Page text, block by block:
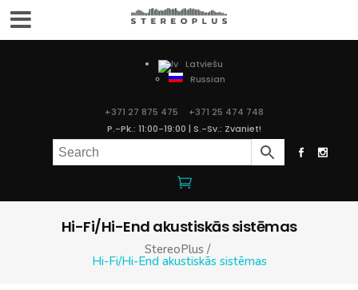
Latviešu
Russian
+371 27 875 475
+371 25 474 748
P.-Pk.: 11:00-19:00 | S.-Sv.: Zvaniet!
Hi-Fi/Hi-End akustiskās sistēmas
StereoPlus /
Hi-Fi/Hi-End akustiskās sistēmas